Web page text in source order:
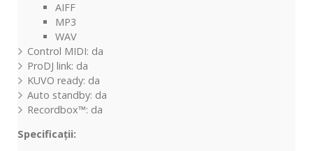
AIFF
MP3
WAV
Control MIDI: da
ProDJ link: da
KUVO ready: da
Auto standby: da
Recordbox™: da
Specificații: